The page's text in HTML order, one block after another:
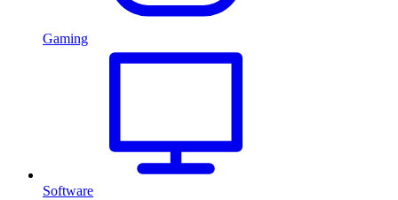
Gaming
Software